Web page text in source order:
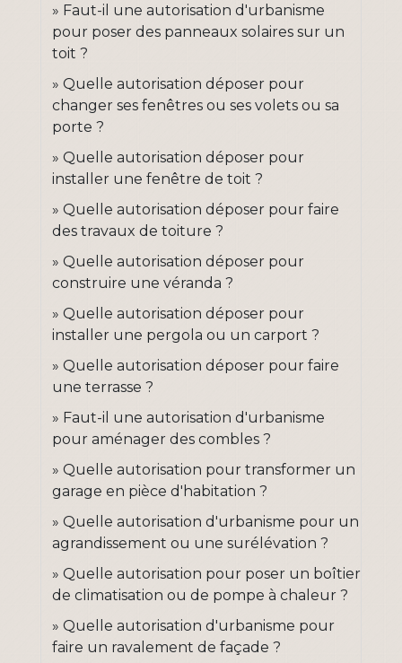
Faut-il une autorisation d'urbanisme
pour poser des panneaux solaires sur un
toit ?
Quelle autorisation déposer pour
changer ses fenêtres ou ses volets ou sa
porte ?
Quelle autorisation déposer pour
installer une fenêtre de toit ?
Quelle autorisation déposer pour faire
des travaux de toiture ?
Quelle autorisation déposer pour
construire une véranda ?
Quelle autorisation déposer pour
installer une pergola ou un carport ?
Quelle autorisation déposer pour faire
une terrasse ?
Faut-il une autorisation d'urbanisme
pour aménager des combles ?
Quelle autorisation pour transformer un
garage en pièce d'habitation ?
Quelle autorisation d'urbanisme pour un
agrandissement ou une surélévation ?
Quelle autorisation pour poser un boîtier
de climatisation ou de pompe à chaleur ?
Quelle autorisation d'urbanisme pour
faire un ravalement de façade ?